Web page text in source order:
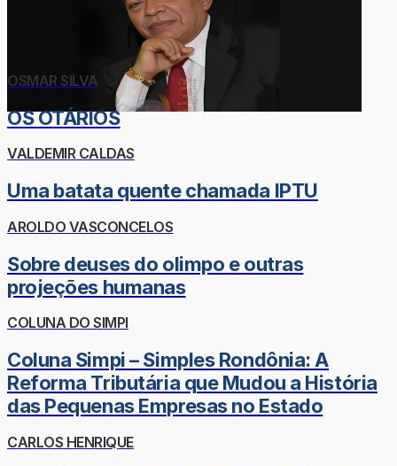
OSMAR SILVA
OS OTÁRIOS
VALDEMIR CALDAS
Uma batata quente chamada IPTU
AROLDO VASCONCELOS
Sobre deuses do olimpo e outras
projeções humanas
COLUNA DO SIMPI
Coluna Simpi – Simples Rondônia: A
Reforma Tributária que Mudou a História
das Pequenas Empresas no Estado
CARLOS HENRIQUE